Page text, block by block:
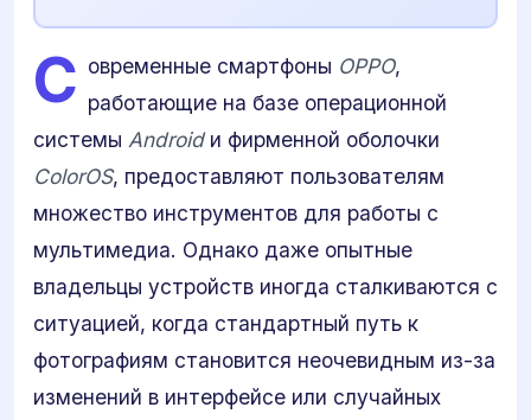
С овременные смартфоны OPPO,
работающие на базе операционной
системы Androidи фирменной оболочки
ColorOS, предоставляют пользователям
множество инструментов для работы с
мультимедиа. Однако даже опытные
владельцы устройств иногда сталкиваются с
ситуацией, когда стандартный путь к
фотографиям становится неочевидным из-за
изменений в интерфейсе или случайных